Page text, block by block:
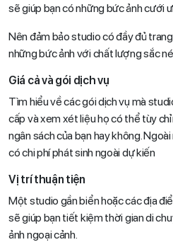
sẽ giúp bạn có những bức ảnh cưới
Nên đảm bảo studio có đầy đủ
những bức ảnh với chất lượng sắc
Giá cả và gói dịch vụ
Tìm hiểu về các gói dịch vụ mà
cấp và xem xét liệu họ có thể tùy
ngân sách của bạn hay không.
có chi phí phát sinh ngoài dự kiến
Vị trí thuận tiện
Một studio gần biển hoặc các địa
sẽ giúp bạn tiết kiệm thời gian di
ảnh ngoại cảnh.